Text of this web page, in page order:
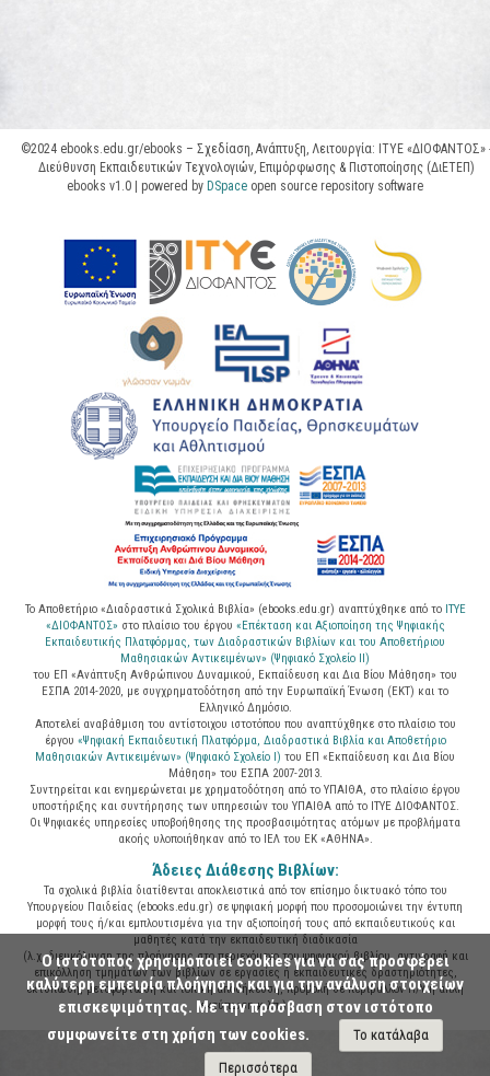
©2024 ebooks.edu.gr/ebooks – Σχεδίαση, Ανάπτυξη, Λειτουργία: ΙΤΥΕ «ΔΙΟΦΑΝΤΟΣ»
Διεύθυνση Εκπαιδευτικών Τεχνολογιών, Επιμόρφωσης & Πιστοποίησης (ΔιΕΤΕΠ)
ebooks v1.0 | powered by DSpace open source repository software
Το Αποθετήριο «Διαδραστικά Σχολικά Βιβλία» (ebooks.edu.gr) αναπτύχθηκε από το ΙΤΥΕ
«ΔΙΟΦΑΝΤΟΣ» στο πλαίσιο του έργου «Επέκταση και Αξιοποίηση της Ψηφιακής
Εκπαιδευτικής Πλατφόρμας, των Διαδραστικών Βιβλίων και του Αποθετήριου
Μαθησιακών Αντικειμένων» (Ψηφιακό Σχολείο ΙΙ)
του ΕΠ «Ανάπτυξη Ανθρώπινου Δυναμικού, Εκπαίδευση και Δια Βίου Μάθηση» του
ΕΣΠΑ 2014-2020, με συγχρηματοδότηση από την Ευρωπαϊκή Ένωση (ΕΚΤ) και το
Ελληνικό Δημόσιο.
Αποτελεί αναβάθμιση του αντίστοιχου ιστοτόπου που αναπτύχθηκε στο πλαίσιο του
έργου «Ψηφιακή Εκπαιδευτική Πλατφόρμα, Διαδραστικά Βιβλία και Αποθετήριο
Μαθησιακών Αντικειμένων» (Ψηφιακό Σχολείο Ι) του ΕΠ «Εκπαίδευση και Δια Βίου
Μάθηση» του ΕΣΠΑ 2007-2013.
Συντηρείται και ενημερώνεται με χρηματοδότηση από το ΥΠΑΙΘΑ, στο πλαίσιο έργου
υποστήριξης και συντήρησης των υπηρεσιών του ΥΠΑΙΘΑ από το ΙΤΥΕ ΔΙΟΦΑΝΤΟΣ.
Οι Ψηφιακές υπηρεσίες υποβοήθησης της προσβασιμότητας ατόμων με προβλήματα
ακοής υλοποιήθηκαν από το ΙΕΛ του ΕΚ «ΑΘΗΝΑ».
Άδειες Διάθεσης Βιβλίων:
Τα σχολικά βιβλία διατίθενται αποκλειστικά από τον επίσημο δικτυακό τόπο του
Υπουργείου Παιδείας (ebooks.edu.gr) σε ψηφιακή μορφή που προσομοιώνει την έντυπη
μορφή τους ή/και εμπλουτισμένα για την αξιοποίησή τους από εκπαιδευτικούς και
μαθητές κατά την εκπαιδευτική διαδικασία
(λ.χ. διευκόλυνση της πλοήγησης στο περιεχόμενο του ψηφιακού βιβλίου, αντιγραφή και
επικόλληση τμημάτων των βιβλίων σε εργασίες ή εκπαιδευτικές δραστηριότητες,
εκτύπωση, μεταφόρτωση και τοπική αποθήκευση, προβολή σε περιβάλλον Η/Υ ή απλή
εκτύπωση κ.λπ.).
Ο ιστότοπος χρησιμοποιεί cookies για να σας προσφέρει
καλύτερη εμπειρία πλοήγησης και για την ανάλυση στοιχείων
επισκεψιμότητας. Με την πρόσβαση στον ιστότοπο
συμφωνείτε στη χρήση των cookies.
Το κατάλαβα
Περισσότερα